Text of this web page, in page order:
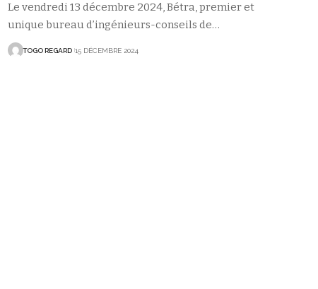
Le vendredi 13 décembre 2024, Bétra, premier et
unique bureau d’ingénieurs-conseils de…
TOGO REGARD 15 DÉCEMBRE 2024